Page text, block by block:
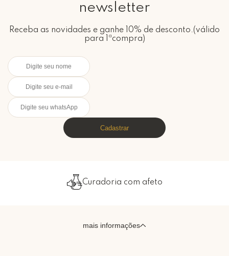
newsletter
Receba as novidades e ganhe 10% de desconto.(válido
para 1ªcompra)
Cadastrar
Curadoria com afeto
mais informações